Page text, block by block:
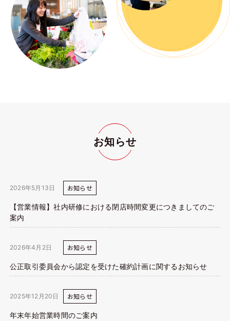
お知らせ
2026年5月13日 お知らせ
【営業情報】社内研修における閉店時間変更につきましてのご
案内
2026年4月2日 お知らせ
公正取引委員会から認定を受けた確約計画に関するお知らせ
2025年12月20日 お知らせ
年末年始営業時間のご案内